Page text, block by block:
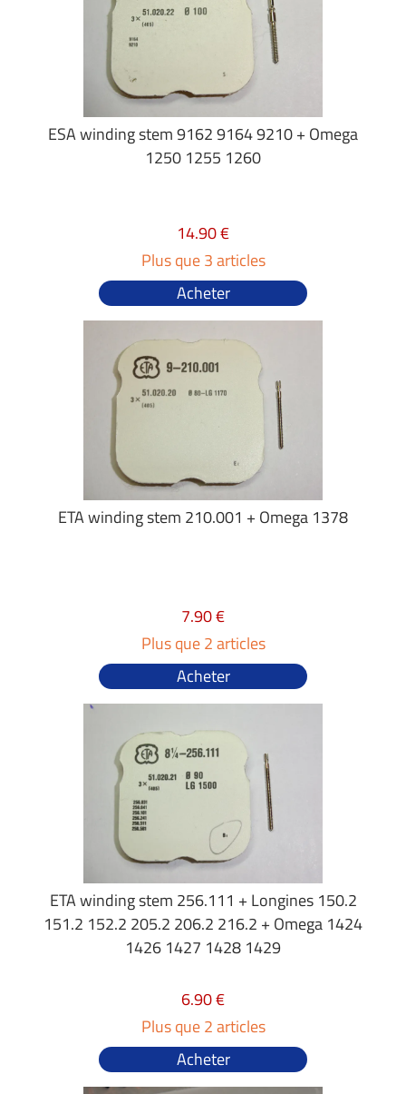
ESA winding stem 9162 9164 9210 + Omega
1250 1255 1260
14.90 €
Plus que 3 articles
Acheter
ETA winding stem 210.001 + Omega 1378
7.90 €
Plus que 2 articles
Acheter
ETA winding stem 256.111 + Longines 150.2
151.2 152.2 205.2 206.2 216.2 + Omega 1424
1426 1427 1428 1429
6.90 €
Plus que 2 articles
Acheter